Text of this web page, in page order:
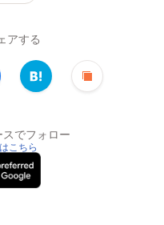
アする
でフォロー
こちら